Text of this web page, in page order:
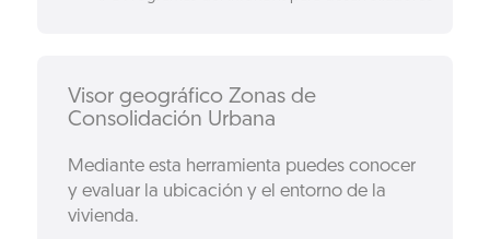
Visor geográfico Zonas de
Consolidación Urbana
Mediante esta herramienta puedes conocer
y evaluar la ubicación y el entorno de la
vivienda.